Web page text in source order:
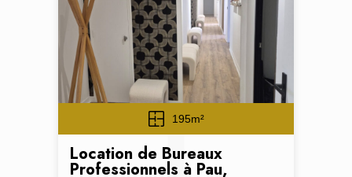
195m²
Location de Bureaux
Professionnels à Pau,